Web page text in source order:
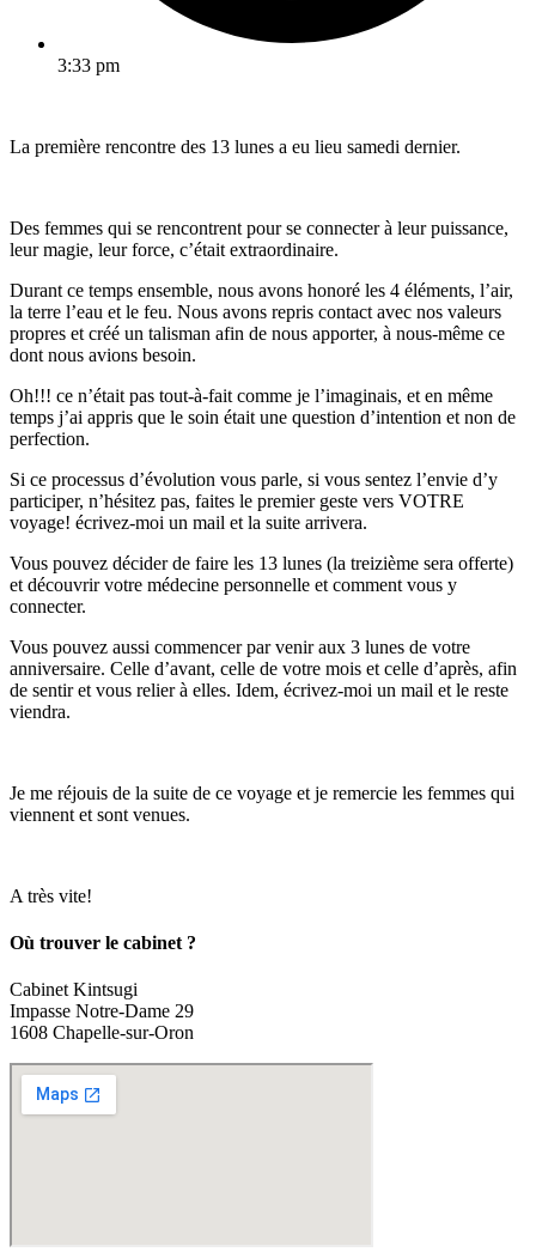
3:33 pm
La première rencontre des 13 lunes a eu lieu samedi dernier.
Des femmes qui se rencontrent pour se connecter à leur puissance,
leur magie, leur force, c’était extraordinaire.
Durant ce temps ensemble, nous avons honoré les 4 éléments, l’air,
la terre l’eau et le feu. Nous avons repris contact avec nos valeurs
propres et créé un talisman afin de nous apporter, à nous-même ce
dont nous avions besoin.
Oh!!! ce n’était pas tout-à-fait comme je l’imaginais, et en même
temps j’ai appris que le soin était une question d’intention et non de
perfection.
Si ce processus d’évolution vous parle, si vous sentez l’envie d’y
participer, n’hésitez pas, faites le premier geste vers VOTRE
voyage! écrivez-moi un mail et la suite arrivera.
Vous pouvez décider de faire les 13 lunes (la treizième sera offerte)
et découvrir votre médecine personnelle et comment vous y
connecter.
Vous pouvez aussi commencer par venir aux 3 lunes de votre
anniversaire. Celle d’avant, celle de votre mois et celle d’après, afin
de sentir et vous relier à elles. Idem, écrivez-moi un mail et le reste
viendra.
Je me réjouis de la suite de ce voyage et je remercie les femmes qui
viennent et sont venues.
A très vite!
Où trouver le cabinet ?
Cabinet Kintsugi
Impasse Notre-Dame 29
1608 Chapelle-sur-Oron